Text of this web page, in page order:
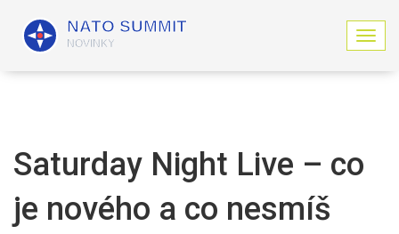
Z
o
Saturday Night Live – co
je nového a co nesmíš